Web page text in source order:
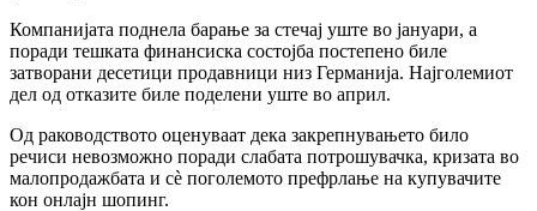
Компанијата поднела барање за стечај уште во јануари, а
поради тешката финансиска состојба постепено биле
затворани десетици продавници низ Германија. Најголемиот
дел од отказите биле поделени уште во април.
Од раководството оценуваат дека закрепнувањето било
речиси невозможно поради слабата потрошувачка, кризата во
малопродажбата и сè поголемото префрлање на купувачите
кон онлајн шопинг.